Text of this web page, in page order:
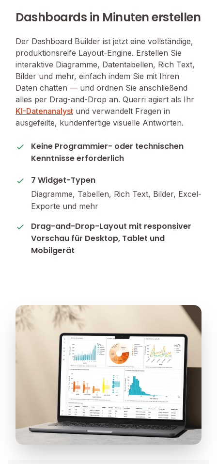
Dashboards in Minuten erstellen
Der Dashboard Builder ist jetzt eine vollständige,
produktionsreife Layout-Engine. Erstellen Sie
interaktive Diagramme, Datentabellen, Rich Text,
Bilder und mehr, einfach indem Sie mit Ihren
Daten chatten — und ordnen Sie anschließend
alles per Drag-and-Drop an. Querri agiert als Ihr
KI-Datenanalyst und verwandelt Fragen in
ausgefeilte, kundenfertige visuelle Antworten.
Keine Programmier- oder technischen
Kenntnisse erforderlich
7 Widget-Typen
Diagramme, Tabellen, Rich Text, Bilder, Excel-
Exporte und mehr
Drag-and-Drop-Layout mit responsiver
Vorschau für Desktop, Tablet und
Mobilgerät